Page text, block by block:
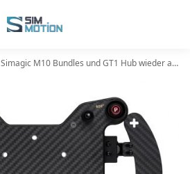
Simagic M10 Bundles und GT1 Hub wieder auf Lager